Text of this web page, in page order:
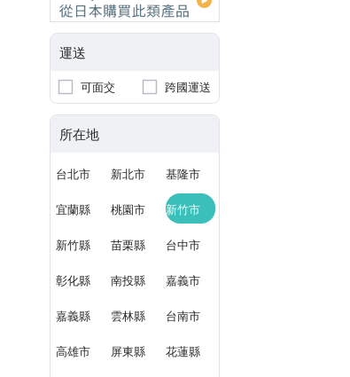
運送
可面交 跨國運送
所在地
台北市 新北市 基隆市
宜蘭縣 桃園市 新竹市
新竹縣 苗栗縣 台中市
彰化縣 南投縣 嘉義市
嘉義縣 雲林縣 台南市
高雄市 屏東縣 花蓮縣